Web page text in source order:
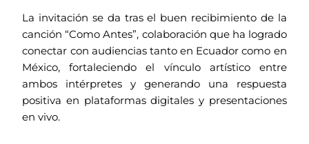
La invitación se da tras el buen recibimiento de la
canción “Como Antes”, colaboración que ha logrado
conectar con audiencias tanto en Ecuador como en
México, fortaleciendo el vínculo artístico entre
ambos intérpretes y generando una respuesta
positiva en plataformas digitales y presentaciones
en vivo.